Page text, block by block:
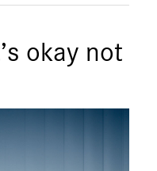
okay not